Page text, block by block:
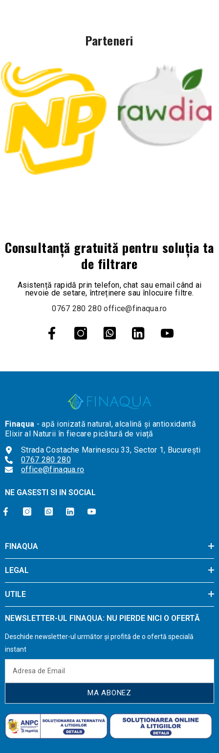
Parteneri
Consultanță gratuită pentru soluția ta
de filtrare
Asistență rapidă prin telefon, chat sau email când ai
nevoie de setare, întreținere sau înlocuire filtre.
0767 280 280 office@finaqua.ro
Finaqua - apă ionizată natural, alcalină și antioxidantă
Elixir al Naturii în fiecare picătură de viață
Strada Costache Marinescu 33, Sector 1, București
0767 280 280
office@finaqua.ro
NE GASESTI SI IN SOCIAL
FINAQUA
LEGAL
UTILE
NEWSLETTER-UL FINAQUA: NU PIERDE NICI O OFERTĂ
Deschide newsletter-ul următor și profită de o ofertă specială
instant
MA ABONEZ